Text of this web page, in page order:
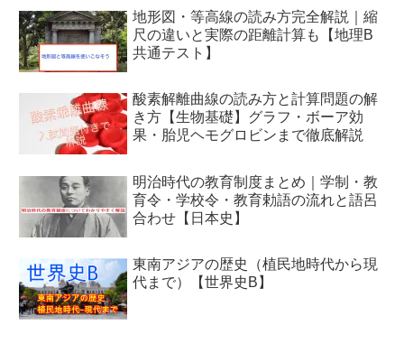
地形図・等高線の読み方完全解説｜縮
尺の違いと実際の距離計算も【地理B
共通テスト】
酸素解離曲線の読み方と計算問題の解
き方【生物基礎】グラフ・ボーア効
果・胎児ヘモグロビンまで徹底解説
明治時代の教育制度まとめ｜学制・教
育令・学校令・教育勅語の流れと語呂
合わせ【日本史】
東南アジアの歴史（植民地時代から現
代まで）【世界史B】